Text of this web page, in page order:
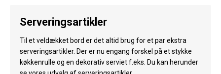
Rengøring & pleje
Rejseudstyr
Bil & trailer
Serveringsartikler
Til et veldækket bord er det altid brug for et par ekstra
serveringsartikler. Der er nu engang forskel på et stykke
køkkenrulle og en dekorativ serviet f.eks. Du kan herunder